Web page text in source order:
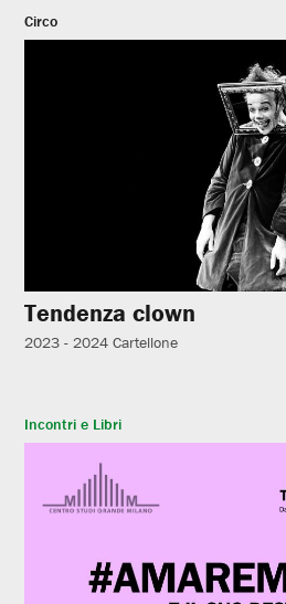
Circo
Tendenza clown
2023 - 2024 Cartellone
Incontri e Libri